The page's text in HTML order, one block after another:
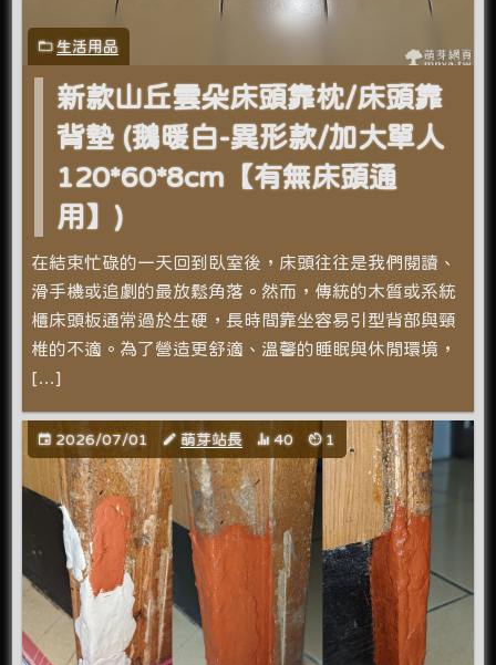
生活用品
新款山丘雲朵床頭靠枕/床頭靠
背墊 (鵝暖白-異形款/加大單人
120*60*8cm【有無床頭通
用】)
在結束忙碌的一天回到臥室後，床頭往往是我們閱讀、
滑手機或追劇的最放鬆角落。然而，傳統的木質或系統
櫃床頭板通常過於生硬，長時間靠坐容易引型背部與頸
椎的不適。為了營造更舒適、溫馨的睡眠與休閒環境，
[…]
2026/07/01 萌芽站長 40 1